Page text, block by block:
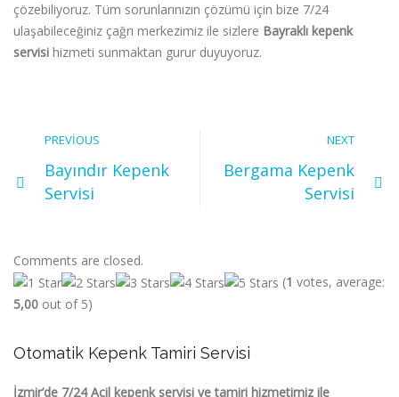
çözebiliyoruz. Tüm sorunlarınızın çözümü için bize 7/24
ulaşabileceğiniz çağrı merkezimiz ile sizlere Bayraklı kepenk
servisi hizmeti sunmaktan gurur duyuyoruz.
PREVIOUS
Bayındır Kepenk
Servisi
NEXT
Bergama Kepenk
Servisi
Comments are closed.
(1 votes, average:
5,00 out of 5)
Otomatik Kepenk Tamiri Servisi
İzmir’de 7/24 Acil kepenk servisi ve tamiri hizmetimiz ile